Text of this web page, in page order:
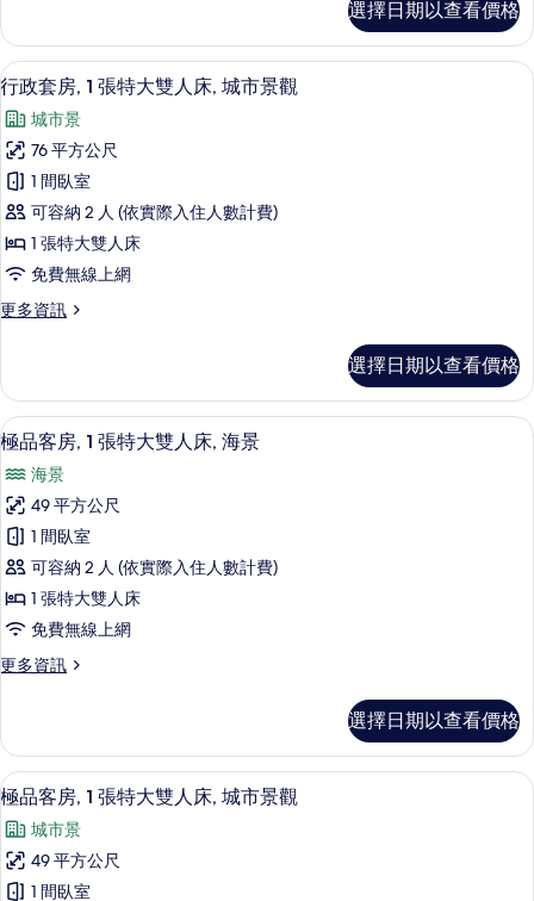
雙
人
床,
城
市
景
觀
的
所
有
客
房,
1
張
特
大
雙
人
床,
城
市
景
的
選擇日期以查看價格
顯
示
行
政
套
房,
1
張
特
雙
人
床,
城
市
景
觀
的
所
有
行政套房, 1 張特大雙人床, 城市景觀
8
行政套房, 1 張特大雙人床, 城市景觀
城市景
76 平方公尺
1 間臥室
可容納 2 人 (依實際入住人數計費)
1 張特大雙人床
免費無線上網
更多資訊
更
套
房,
1
特
大
雙
人
床,
城
市
景
的
選擇日期以查看價格
顯
極
品
客
房,
1
張
特
雙
人
床,
海
景
的
極品客房, 1 張特大雙人床, 海景 | 筆
7
極品客房, 1 張特大雙人床, 海景
海景
49 平方公尺
1 間臥室
可容納 2 人 (依實際入住人數計費)
1 張特大雙人床
免費無線上網
更多資訊
更
客
房,
1
特
大
雙
選擇日期以查看價格
顯
示
極
品
極品客房, 1 張特大雙人床, 城市景觀
6
極品客房, 1 張特大雙人床, 城市景觀
城市景
49 平方公尺
1 間臥室